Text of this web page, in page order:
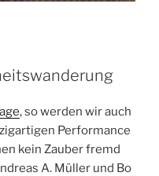
, so werden wir auch
Performance
kein Zauber fremd
A. Müller und Bo